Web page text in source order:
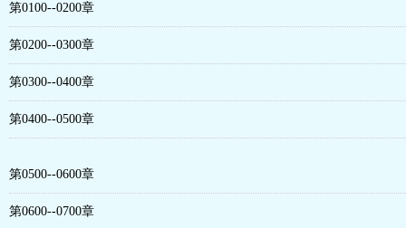
第0100--0200章
第0200--0300章
第0300--0400章
第0400--0500章
第0500--0600章
第0600--0700章